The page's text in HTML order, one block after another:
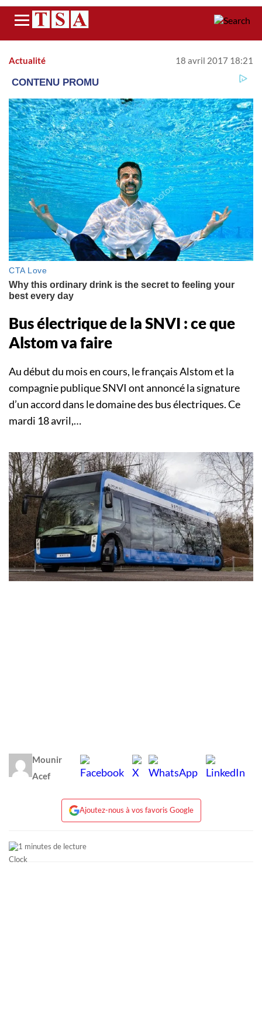
Menu
Actualité 18 avril 2017 18:21
Bus électrique de la SNVI : ce que
Alstom va faire
Au début du mois en cours, le français Alstom et la
compagnie publique SNVI ont annoncé la signature
d’un accord dans le domaine des bus électriques. Ce
mardi 18 avril,…
Mounir
Acef
Ajoutez-nous à vos favoris Google
1 minutes de lecture